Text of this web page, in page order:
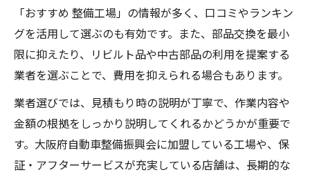
「おすすめ 整備工場」の情報が多く、口コミやランキン
グを活用して選ぶのも有効です。また、部品交換を最小
限に抑えたり、リビルト品や中古部品の利用を提案する
業者を選ぶことで、費用を抑えられる場合もあります。
業者選びでは、見積もり時の説明が丁寧で、作業内容や
金額の根拠をしっかり説明してくれるかどうかが重要で
す。大阪府自動車整備振興会に加盟している工場や、保
証・アフターサービスが充実している店舗は、長期的な